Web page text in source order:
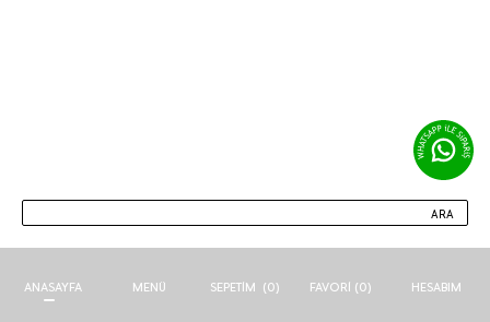
ARA
ANASAYFA MENÜ SEPETIM (0) FAVORI (0) HESABIM